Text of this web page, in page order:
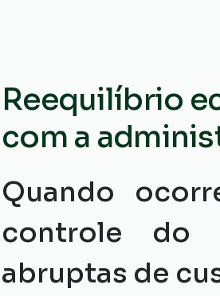
Reequilíbrio
com a
Quando
controle do
abruptas de